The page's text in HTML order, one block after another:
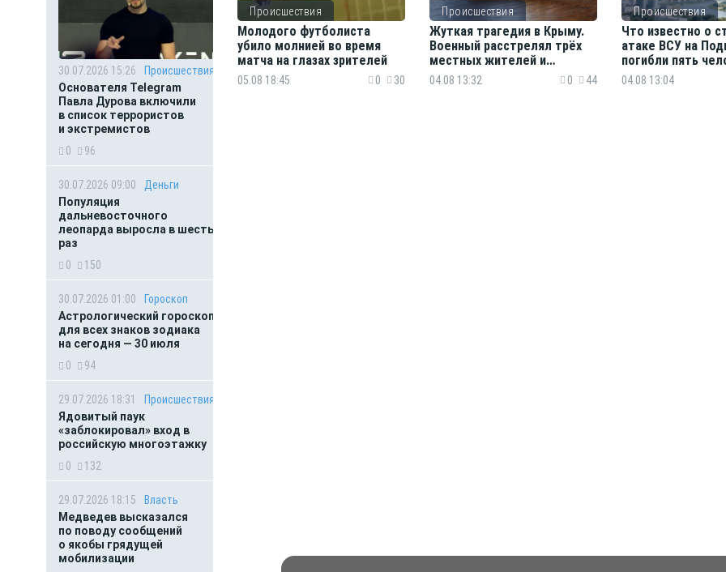
30.07.2026 15:26
Происшествия
Основателя Telegram
Павла Дурова включили
в список террористов
и экстремистов
0
96
30.07.2026 09:00
Деньги
Популяция
дальневосточного
леопарда выросла в шесть
раз
0
150
30.07.2026 01:00
Гороскоп
Астрологический гороскоп
для всех знаков зодиака
на сегодня — 30 июля
0
94
29.07.2026 18:31
Происшествия
Ядовитый паук
«заблокировал» вход в
российскую многоэтажку
0
132
29.07.2026 18:15
Власть
Медведев высказался
по поводу сообщений
о якобы грядущей
мобилизации
Происшествия
Молодого футболиста
убило молнией во время
матча на глазах зрителей
05.08 18:45 0 30
Происшествия
Жуткая трагедия в Крыму.
Военный расстрелял трёх
местных жителей и
сослуживца
04.08 13:32 0 44
Происшествия
Что известно о
атаке ВСУ на
погибли пять
04.08 13:04